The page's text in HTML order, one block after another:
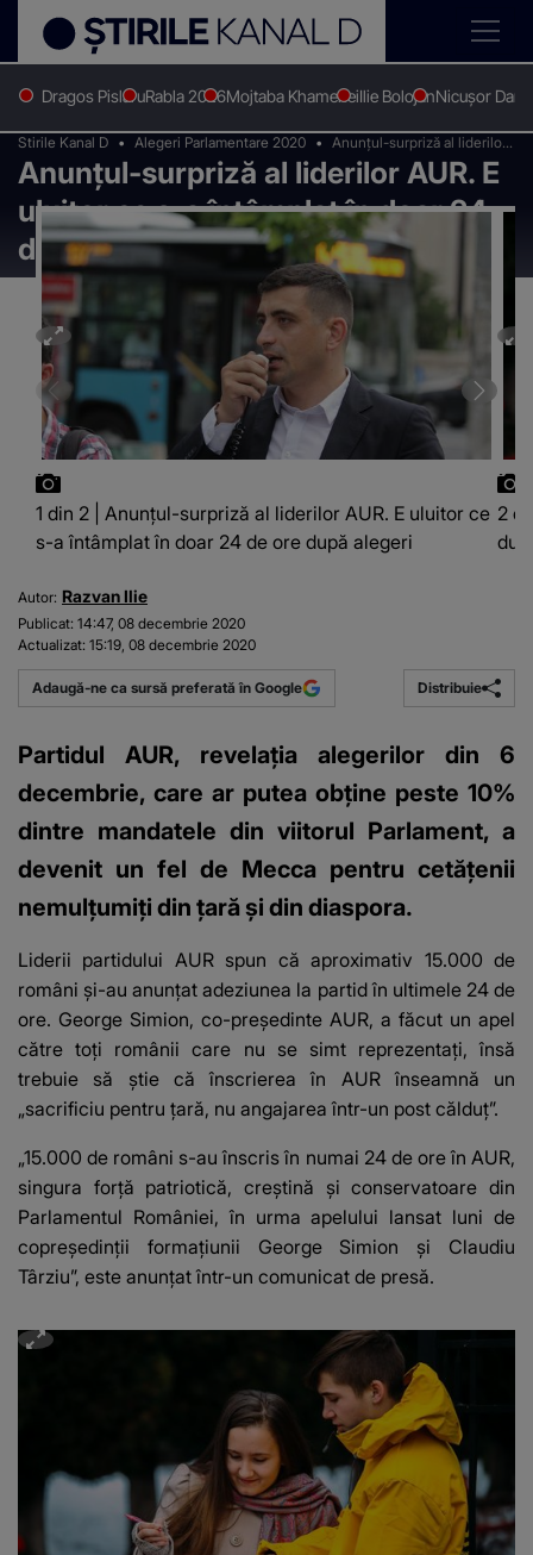
Dragos PislaruRabla 2026Mojtaba KhameneiIlie BolojanNicușor Dan
Stirile Kanal D Alegeri Parlamentare 2020
Anunțul-surpriză al liderilor
AUR. E uluitor ce s-a
întâmplat în doar 24 de ore
după alegeri
Anunțul-surpriză al liderilor AUR. E
uluitor ce s-a întâmplat în doar 24
de ore după alegeri
1 din 2 | Anunțul-surpriză al liderilor AUR. E uluitor ce
s-a întâmplat în doar 24 de ore după alegeri
2
Autor: Razvan Ilie
Publicat: 14:47, 08 decembrie 2020
Actualizat: 15:19, 08 decembrie 2020
Adaugă-ne ca sursă preferată în Google Distribuie
Partidul AUR, revelația alegerilor din 6
decembrie, care ar putea obține peste 10%
dintre mandatele din viitorul Parlament, a
devenit un fel de Mecca pentru cetățenii
nemulțumiți din țară și din diaspora.
Liderii partidului AUR spun că aproximativ 15.000 de
români și-au anunțat adeziunea la partid în ultimele 24 de
ore. George Simion, co-președinte AUR, a făcut un apel
către toți românii care nu se simt reprezentați, însă
trebuie să știe că înscrierea în AUR înseamnă un
„sacrificiu pentru țară, nu angajarea într-un post călduț”.
„15.000 de români s-au înscris în numai 24 de ore în AUR,
singura forţă patriotică, creştină şi conservatoare din
Parlamentul României, în urma apelului lansat luni de
copreşedinţii formaţiunii George Simion şi Claudiu
Târziu”, este anunțat într-un comunicat de presă.